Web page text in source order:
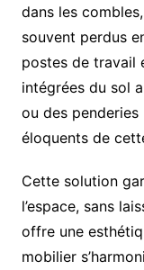
dans les
souvent perdus
postes de travail
intégrées du sol
ou des
éloquents de
Cette solution
l’espace, sans
offre une
mobilier